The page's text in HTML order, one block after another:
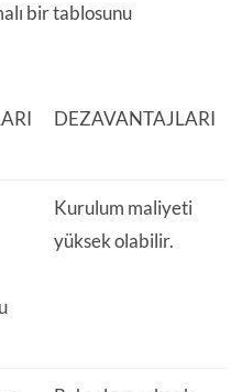
bir tablosunu
DEZAVANTAJLARI
Kurulum maliyeti
yüksek olabilir.